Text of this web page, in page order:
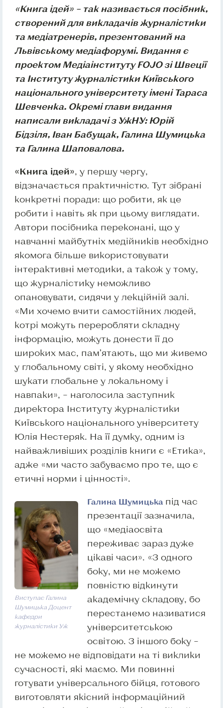
«Книга ідей» – так називається посібник,
створений для викладачів журналістики
та медіатренерів, презентований на
Львівському медіафорумі. Видання є
проектом Медіаінституту FOJO зі Швеції
та Інституту журналістики Київського
національного університету імені Тараса
Шевченка. Окремі глави видання
написали викладачі з УжНУ: Юрій
Бідзіля, Іван Бабущак, Галина Шумицька
та Галина Шаповалова.
«Книга ідей», у першу чергу,
відзначається практичністю. Тут зібрані
конкретні поради: що робити, як це
робити і навіть як при цьому виглядати.
Автори посібника переконані, що у
навчанні майбутніх медійників необхідно
якомога більше використовувати
інтерактивні методики, а також у тому,
що журналістику неможливо
опановувати, сидячи у лекційній залі.
«Ми хочемо вчити самостійних людей,
котрі можуть переробляти складну
інформацію, можуть донести її до
широких мас, пам’ятають, що ми живемо
у глобальному світі, у якому необхідно
шукати глобальне у локальному і
навпаки», – наголосила заступник
директора Інституту журналістики
Київського національного університету
Юлія Нестеряк. На її думку, одним із
найважливіших розділів книги є «Етика»,
адже «ми часто забуваємо про те, що є
етичні норми і цінності».
Виступає Галина
Шумицька Доцент
кафедри
журналістики Уж
Галина Шумицька під час
презентації зазначила,
що «медіаосвіта
переживає зараз дуже
цікаві часи». «З одного
боку, ми не можемо
повністю відкинути
академічну складову, бо
перестанемо називатися
університетською
освітою. З іншого боку –
не можемо не відповідати на ті виклики
сучасності, які маємо. Ми повинні
готувати універсального бійця, готового
виготовляти якісний інформаційний